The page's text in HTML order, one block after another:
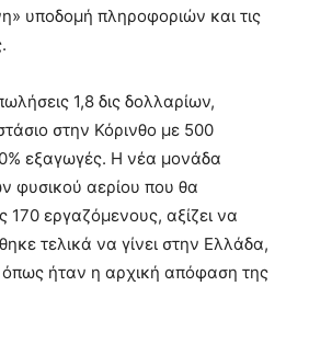
υποδομή πληροφοριών και τις
1,8 δις δολλαρίων,
στην Κόρινθο με 500
εξαγωγές. Η νέα μονάδα
φυσικού αερίου που θα
εργαζόμενους, αξίζει να
τελικά να γίνει στην Ελλάδα,
όπως ήταν η αρχική απόφαση της